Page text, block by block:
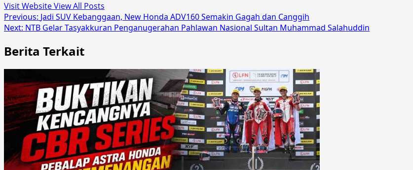
Visit WebsiteView All Posts
Post
navigation
Previous: Jadi SUV Kebanggaan, New Honda ADV160 Semakin Gagah dan Canggih
Next: NTB Gelar Tasyakkuran Penganugerahan Pahlawan Nasional Sultan Muhammad Salahuddin
Berita Terkait